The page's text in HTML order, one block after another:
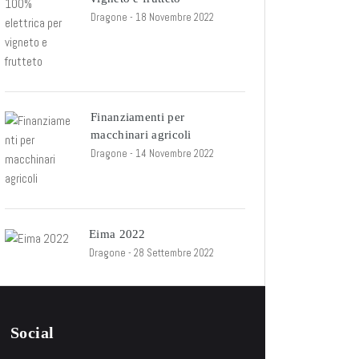
Dragone - 18 Novembre 2022
Finanziamenti per
macchinari agricoli
Dragone - 14 Novembre 2022
Eima 2022
Dragone - 28 Settembre 2022
Social